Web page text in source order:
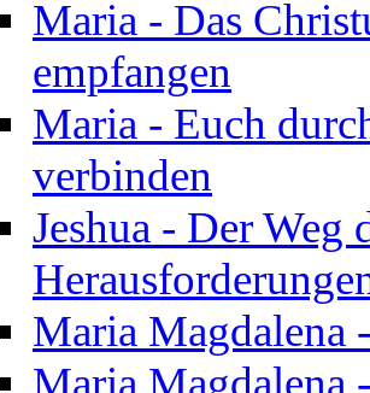
Maria - Das
empfangen
Maria - Euch
verbinden
Jeshua - Der Weg
Maria Magdalena
Maria Magdalena